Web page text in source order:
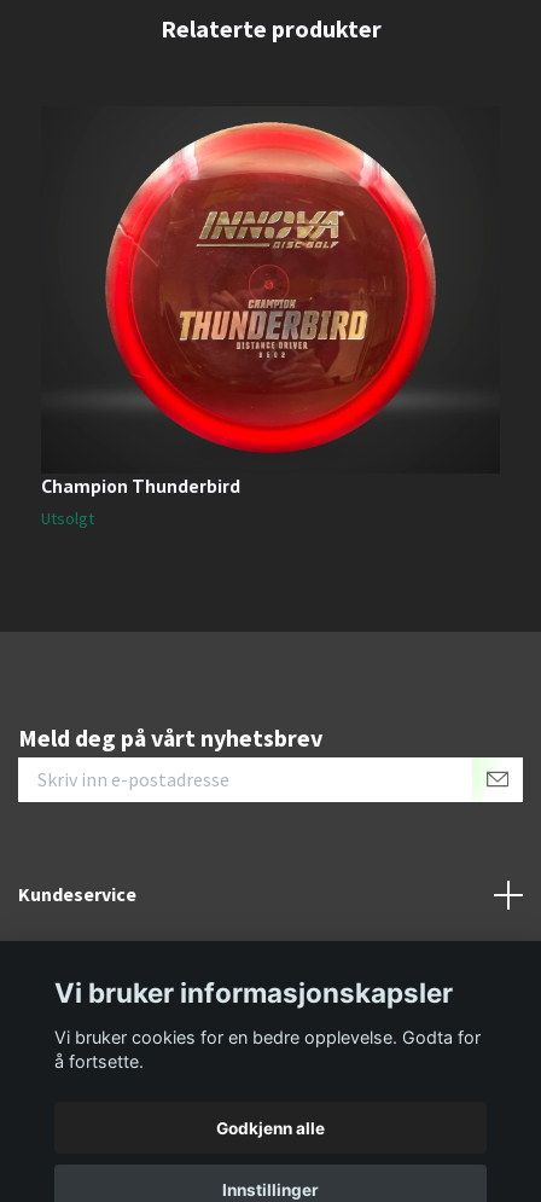
Champion Thunderbird
Utsolgt
Meld deg på vårt nyhetsbrev
Kundeservice
Sosiale medier
Vi bruker informasjonskapsler
Vi bruker cookies for en bedre opplevelse. Godta for
å fortsette.
Godkjenn alle
Innstillinger